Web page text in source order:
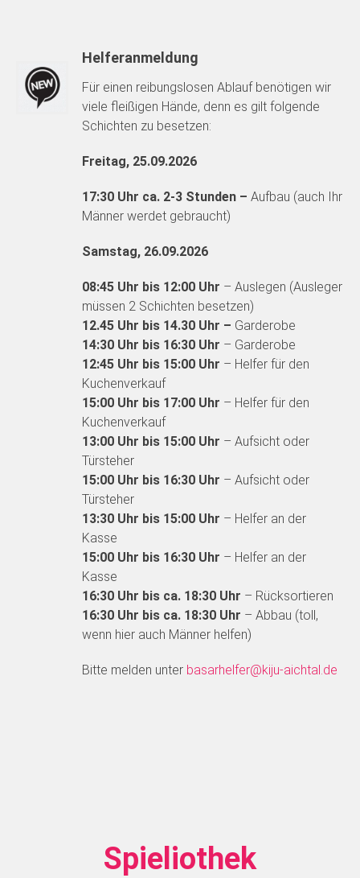
Helferanmeldung
Für einen reibungslosen Ablauf benötigen wir
viele fleißigen Hände, denn es gilt folgende
Schichten zu besetzen:
Freitag, 25.09.2026
17:30 Uhr ca. 2-3 Stunden – Aufbau (auch Ihr
Männer werdet gebraucht)
Samstag, 26.09.2026
08:45 Uhr bis 12:00 Uhr – Auslegen (Ausleger
müssen 2 Schichten besetzen)
12.45 Uhr bis 14.30 Uhr – Garderobe
14:30 Uhr bis 16:30 Uhr – Garderobe
12:45 Uhr bis 15:00 Uhr – Helfer für den
Kuchenverkauf
15:00 Uhr bis 17:00 Uhr – Helfer für den
Kuchenverkauf
13:00 Uhr bis 15:00 Uhr – Aufsicht oder
Türsteher
15:00 Uhr bis 16:30 Uhr – Aufsicht oder
Türsteher
13:30 Uhr bis 15:00 Uhr – Helfer an der
Kasse
15:00 Uhr bis 16:30 Uhr – Helfer an der
Kasse
16:30 Uhr bis ca. 18:30 Uhr – Rücksortieren
16:30 Uhr bis ca. 18:30 Uhr – Abbau (toll,
wenn hier auch Männer helfen)
Bitte melden unter basarhelfer@kiju-aichtal.de
Spieliothek